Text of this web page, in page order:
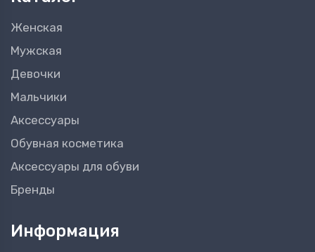
Женская
Мужская
Девочки
Мальчики
Аксессуары
Обувная косметика
Аксессуары для обуви
Бренды
Информация